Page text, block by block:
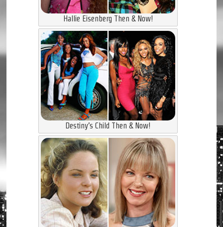
Hallie Eisenberg Then & Now!
Destiny’s Child Then & Now!